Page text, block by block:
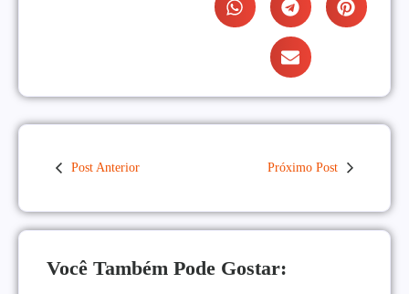
Post Anterior Próximo Post
Você Também Pode Gostar: